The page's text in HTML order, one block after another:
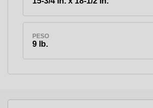
PESO
9 lb.